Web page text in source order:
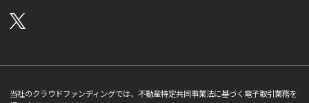
当社のクラウドファンディングでは、不動産特定共同事業法に基づく電子取引業務を